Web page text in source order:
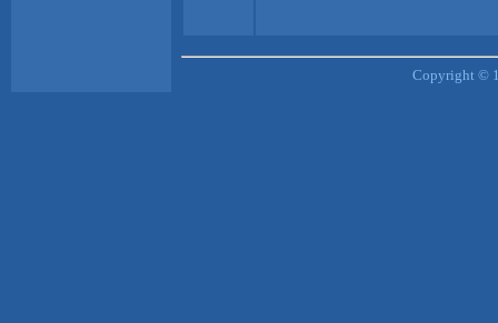
Copyright ©